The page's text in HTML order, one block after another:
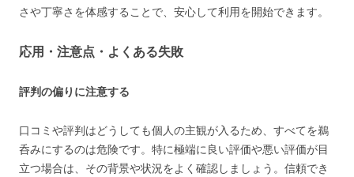
さや丁寧さを体感することで、安心して利用を開始できます。
応用・注意点・よくある失敗
評判の偏りに注意する
口コミや評判はどうしても個人の主観が入るため、すべてを鵜
呑みにするのは危険です。特に極端に良い評価や悪い評価が目
立つ場合は、その背景や状況をよく確認しましょう。信頼でき